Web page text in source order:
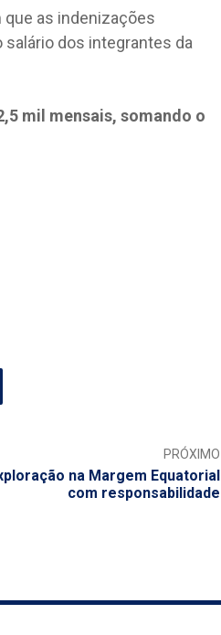
que as indenizações
salário dos integrantes da
mil mensais, somando o
PRÓXIMO
na Margem Equatorial
com responsabilidade